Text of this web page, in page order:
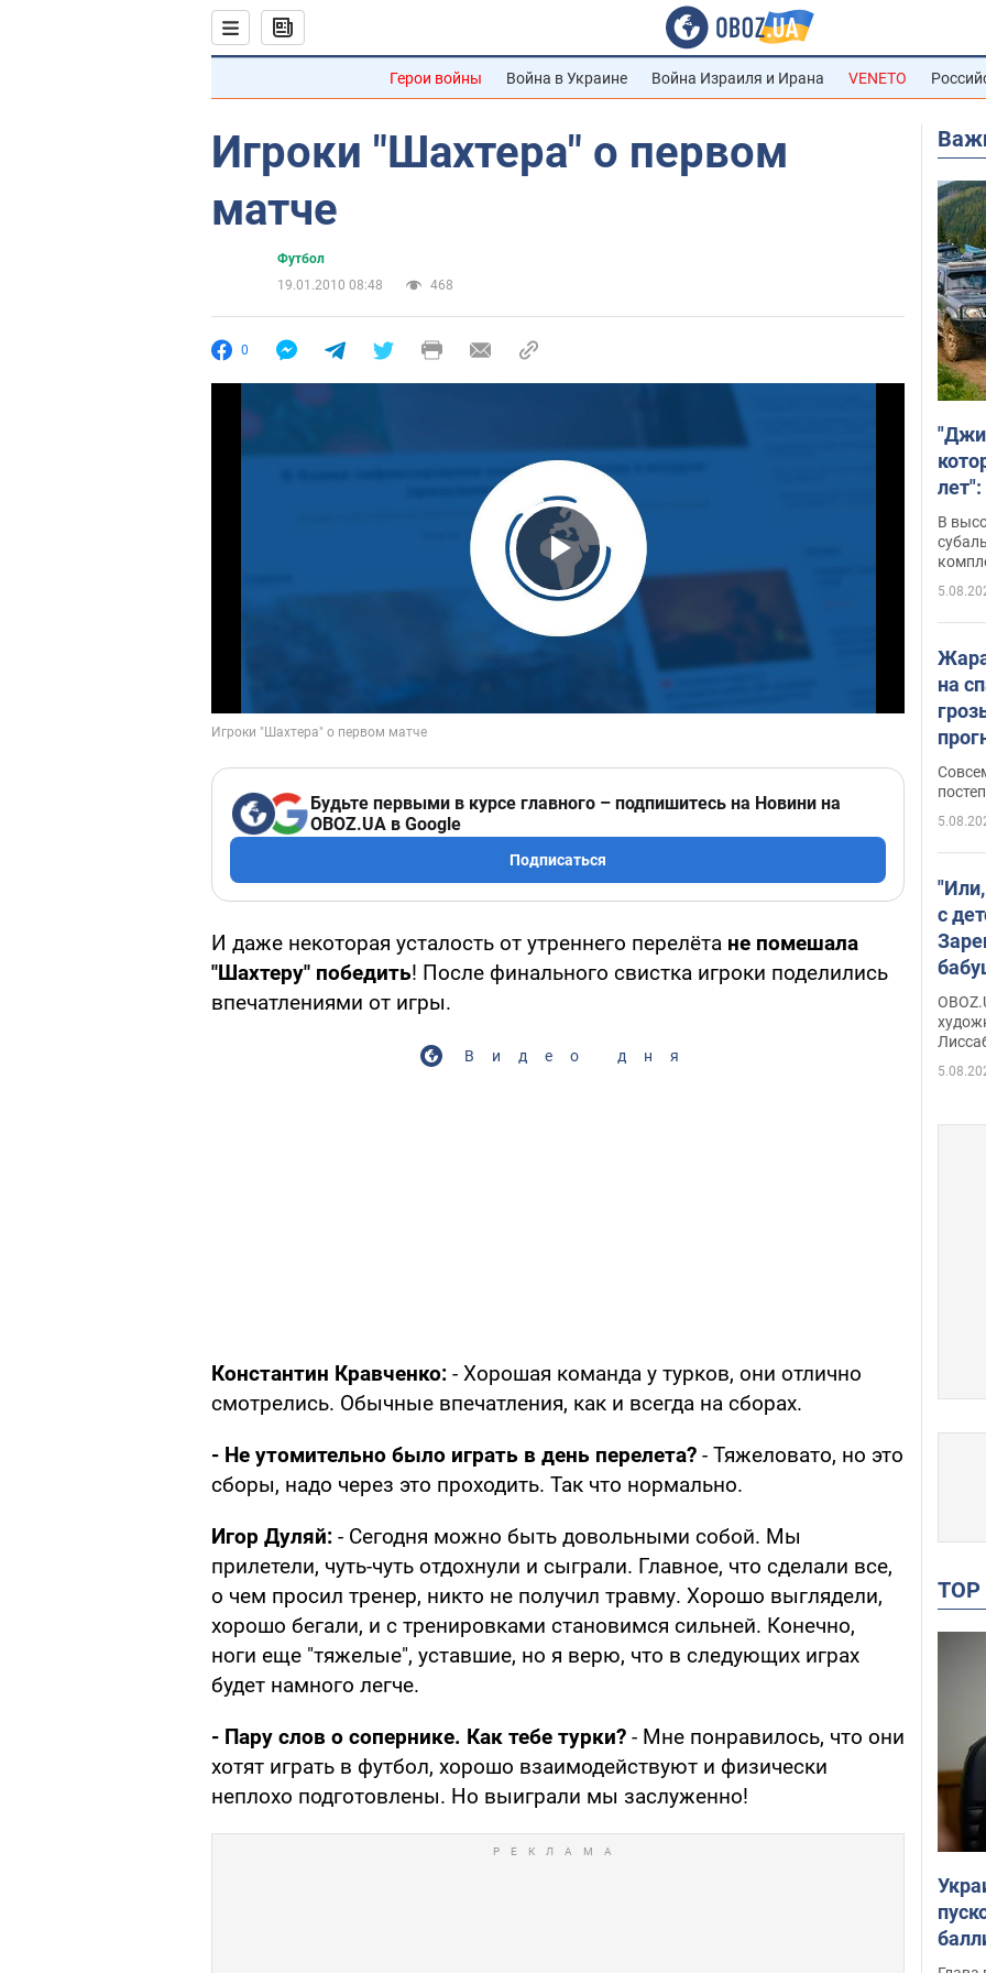
Герои войны Война в Украине Война Израиля и Ирана VENETO
Игроки "Шахтера" о первом
матче
Футбол
19.01.2010 08:48
468
0
Play Video
Будьте первыми в курсе главного – подпишитесь на Новини на
OBOZ.UA в Google
Подписаться
И даже некоторая усталость от утреннего перелёта не помешала
"Шахтеру" победить! После финального свистка игроки поделились
впечатлениями от игры.
Видео дня
Константин Кравченко: - Хорошая команда у турков, они отлично
смотрелись. Обычные впечатления, как и всегда на сборах.
- Не утомительно было играть в день перелета? - Тяжеловато, но это
сборы, надо через это проходить. Так что нормально.
Игор Дуляй: - Сегодня можно быть довольными собой. Мы
прилетели, чуть-чуть отдохнули и сыграли. Главное, что сделали все,
о чем просил тренер, никто не получил травму. Хорошо выглядели,
хорошо бегали, и с тренировками становимся сильней. Конечно,
ноги еще "тяжелые", уставшие, но я верю, что в следующих играх
будет намного легче.
- Пару слов о сопернике. Как тебе турки? - Мне понравилось, что они
хотят играть в футбол, хорошо взаимодействуют и физически
неплохо подготовлены. Но выиграли мы заслуженно!
В
на
с
сына